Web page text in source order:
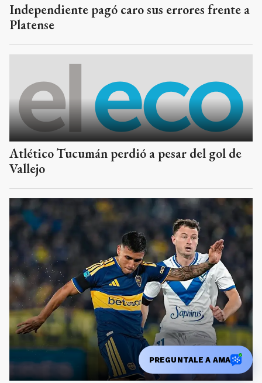
Independiente pagó caro sus errores frente a
Platense
Atlético Tucumán perdió a pesar del gol de
Vallejo
PREGUNTALE A AMA